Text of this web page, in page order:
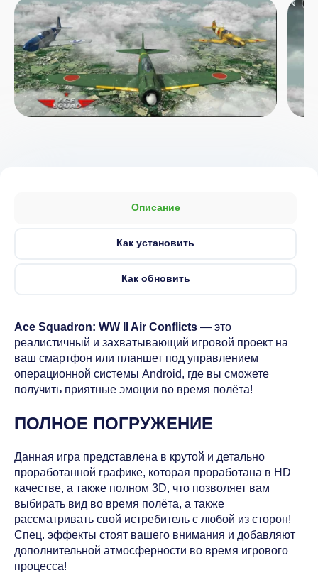
Описание
Как установить
Как обновить
Ace Squadron: WW II Air Conflicts — это
реалистичный и захватывающий игровой проект на
ваш смартфон или планшет под управлением
операционной системы Android, где вы сможете
получить приятные эмоции во время полёта!
ПОЛНОЕ ПОГРУЖЕНИЕ
Данная игра представлена в крутой и детально
проработанной графике, которая проработана в HD
качестве, а также полном 3D, что позволяет вам
выбирать вид во время полёта, а также
рассматривать свой истребитель с любой из сторон!
Спец. эффекты стоят вашего внимания и добавляют
дополнительной атмосферности во время игрового
процесса!